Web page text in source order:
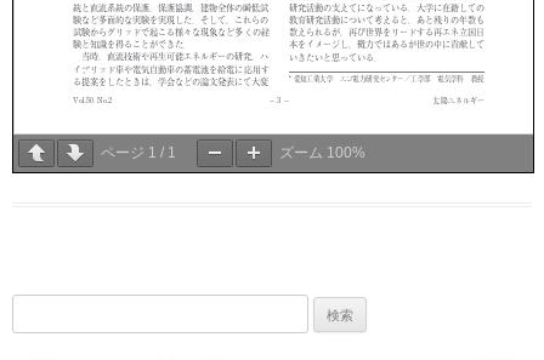
ページ 1 / 1 ズーム 100%
索: